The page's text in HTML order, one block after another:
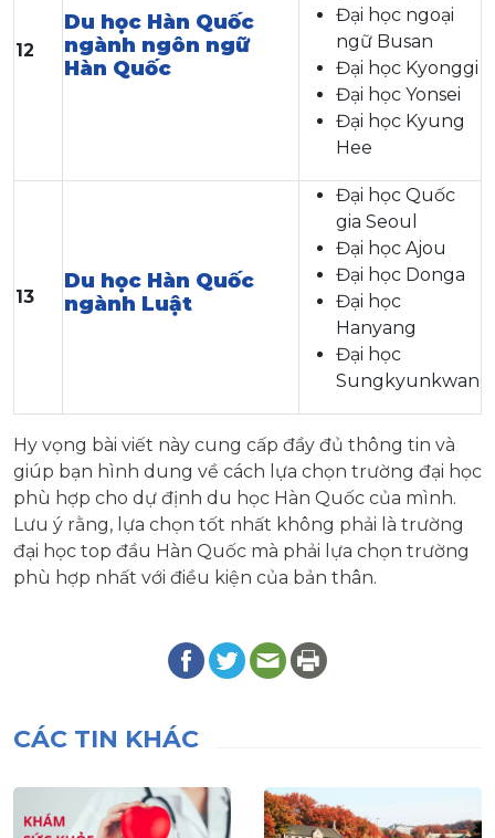
12
Du học Hàn Quốc
ngành ngôn ngữ
Hàn Quốc
Đại học ngoại
ngữ Busan
Đại học Kyonggi
Đại học Yonsei
Đại học Kyung
Hee
13
Du học Hàn Quốc
ngành Luật
Đại học Quốc
gia Seoul
Đại học Ajou
Đại học Donga
Đại học
Hanyang
Đại học
Sungkyunkwan
Hy vọng bài viết này cung cấp đầy đủ thông tin và
giúp bạn hình dung về cách lựa chọn trường đại học
phù hợp cho dự định du học Hàn Quốc của mình.
Lưu ý rằng, lựa chọn tốt nhất không phải là trường
đại học top đầu Hàn Quốc mà phải lựa chọn trường
phù hợp nhất với điều kiện của bản thân.
CÁC TIN KHÁC